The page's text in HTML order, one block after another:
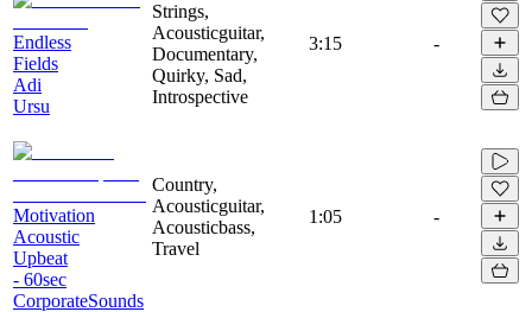
Endless
Fields
Adi
Ursu
Strings,
Acousticguitar,
Documentary,
Quirky, Sad,
Introspective
3:15 -
Motivation
Acoustic
Upbeat
- 60sec
CorporateSounds
Country,
Acousticguitar,
Acousticbass,
Travel
1:05 -